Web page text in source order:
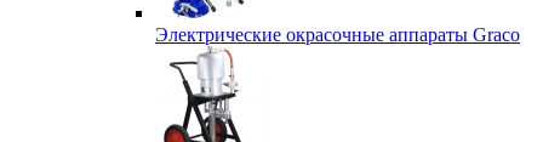
Электрические окрасочные аппараты Graco